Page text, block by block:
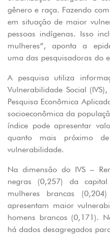
gênero e raça. Fazendo
em situação de maior
pessoas indígenas. Isso
mulheres”, aponta a
uma das pesquisadoras do
A pesquisa utiliza
Vulnerabilidade Social
Pesquisa Econômica
socioeconômica da
índice pode apresentar
quanto mais próximo
vulnerabilidade.
Na dimensão do IVS –
negras (0,257) da
mulheres brancas
apresentam maior
homens brancos (0,171).
há dados desagregados